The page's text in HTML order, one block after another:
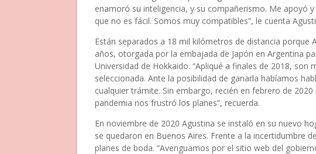
enamoró su inteligencia, y su compañerismo. Me apoyó
que no es fácil. Somos muy compatibles”, le cuenta
Están separados a 18 mil kilómetros de distancia porque
años, otorgada por la embajada de Japón en Argentina
Universidad de Hokkaido. “Apliqué a finales de 2018, son
seleccionada. Ante la posibilidad de ganarla habíamos
cualquier trámite. Sin embargo, recién en febrero de
pandemia nos frustró los planes”, recuerda.
En noviembre de 2020 Agustina se instaló en su nuevo
se quedaron en Buenos Aires. Frente a la incertidumbre
planes de boda. “Averiguamos por el sitio web del